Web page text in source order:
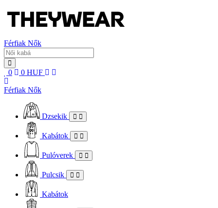
Férfiak Nők
0 0 HUF
Férfiak Nők
Dzsekik
Kabátok
Pulóverek
Pulcsik
Kabátok